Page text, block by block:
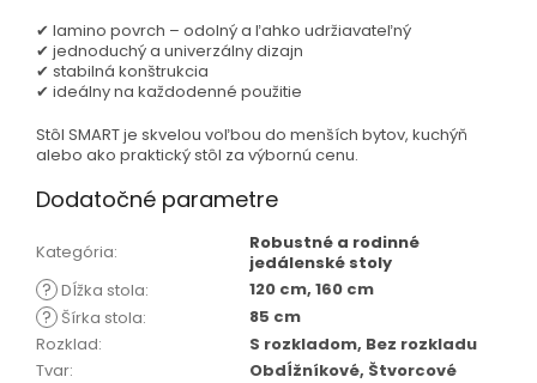
✔ lamino povrch – odolný a ľahko udržiavateľný
✔ jednoduchý a univerzálny dizajn
✔ stabilná konštrukcia
✔ ideálny na každodenné použitie
Stôl SMART je skvelou voľbou do menších bytov, kuchýň
alebo ako praktický stôl za výbornú cenu.
Dodatočné parametre
Kategória:
Robustné a rodinné
jedálenské stoly
? Dĺžka stola: 120 cm, 160 cm
? Šírka stola:
85 cm
Rozklad:
S rozkladom, Bez rozkladu
Tvar:
Obdĺžníkové, Štvorcové